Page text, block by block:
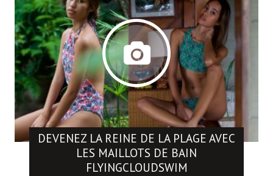
DEVENEZ LA REINE DE LA PLAGE AVEC
LES MAILLOTS DE BAIN
FLYINGCLOUDSWIM